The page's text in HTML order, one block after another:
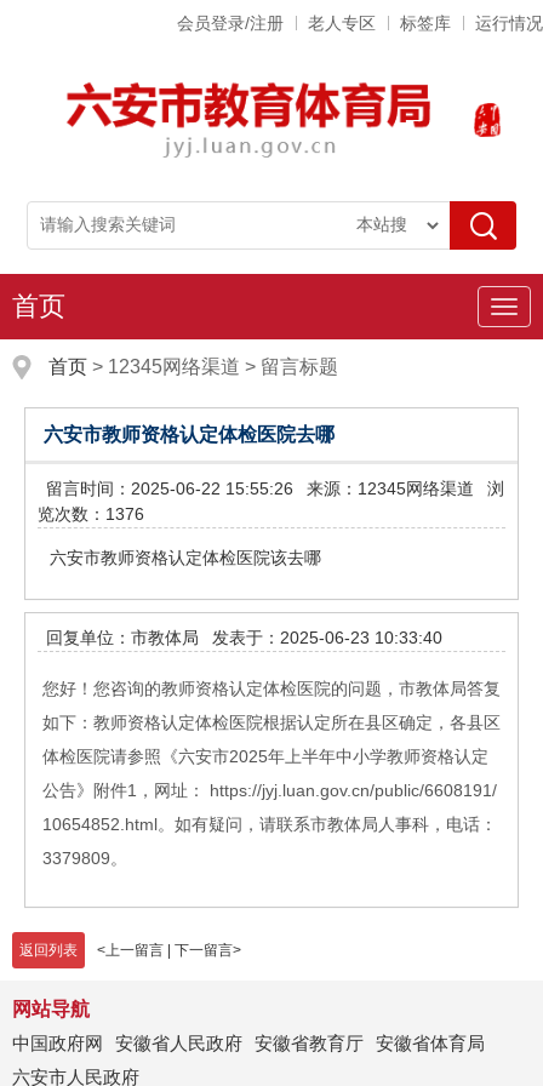
会员登录/注册 老人专区 标签库 运行情况
导
首页
首页 > 12345网络渠道 > 留言标题
六安市教师资格认定体检医院去哪
留言时间：2025-06-22 15:55:26 来源：12345网络渠道
浏
览次数：1376
六安市教师资格认定体检医院该去哪
回复单位：市教体局 发表于：2025-06-23 10:33:40
您好！您咨询的教师资格认定体检医院的问题，市教体局答复
如下：教师资格认定体检医院根据认定所在县区确定，各县区
体检医院请参照《六安市2025年上半年中小学教师资格认定
公告》附件1，网址： https://jyj.luan.gov.cn/public/6608191/
10654852.html。如有疑问，请联系市教体局人事科，电话：
3379809。
返回列表 < 上一留言 | 下一留言>
网站导航
中国政府网
安徽省人民政府 安徽省教育厅 安徽省体育局
六安市人民政府